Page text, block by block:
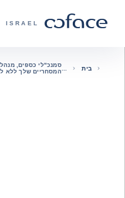
COFACE - אתר הקבוצה
ISRAEL
בחזרה לעמוד הבית
בית
המסחריים שלך ללא לחץ